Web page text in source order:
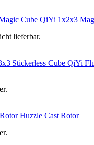
QiYi 1x2x3
lieferbar.
QiYi
Huzzle Cast Rotor